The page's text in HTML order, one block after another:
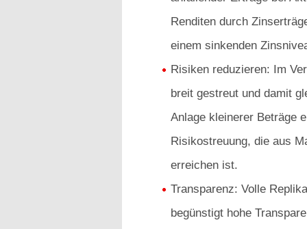
Renditen durch
einem sinkenden
Risiken reduzieren: Im
breit gestreut und damit
Anlage kleinerer Beträge
Risikostreuung, die aus
erreichen ist.
Transparenz: Volle
begünstigt hohe